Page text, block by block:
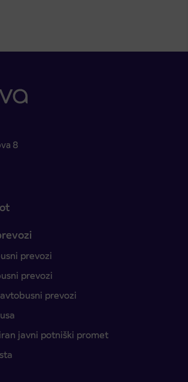
8
prevozi
prevozi
prevozi
javni potniški promet